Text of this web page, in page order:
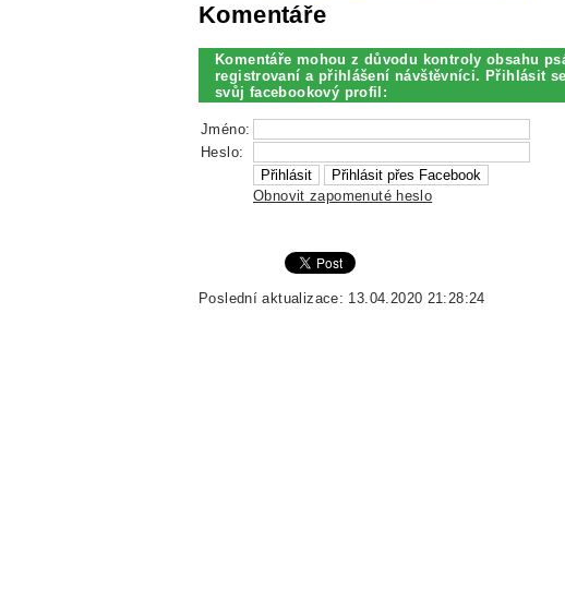
Komentáře
Komentáře mohou z důvodu kontroly obsahu
registrovaní a přihlášení návštěvníci. Přihlásit
svůj facebookový profil:
Jméno:
Heslo:
Obnovit zapomenuté heslo
Poslední aktualizace: 13.04.2020 21:28:24